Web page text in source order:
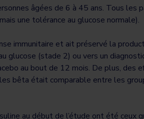
âgées de 6 à 45 ans. Tous
une tolérance au glucose normale).
immunitaire et ait préservé la
glucose (stade 2) ou vers un
au bout de 12 mois. De plus, des
bêta était comparable entre les
au début de l’étude ont été ceux